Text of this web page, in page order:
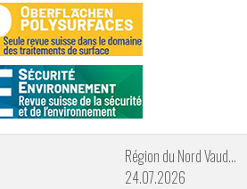
Région du Nord Vaudois
24.07.2026